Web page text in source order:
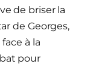
de briser la
de Georges,
à la
pour